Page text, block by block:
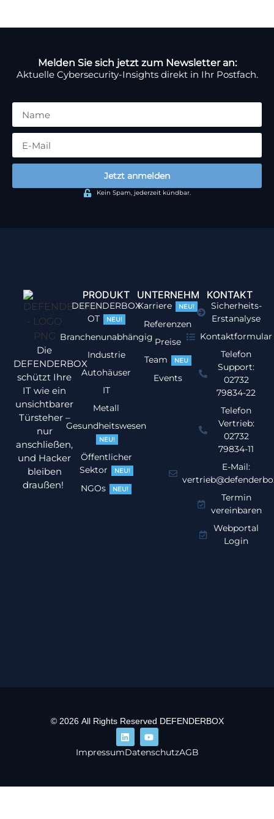
Melden Sie sich jetzt zum Newsletter an:
Aktuelle Cybersecurity-Insights direkt in Ihr Postfach.
Jetzt anmelden
Kein Spam, jederzeit kündbar.
Die
DEFENDERBOX
schützt Ihre
IT wie ein
unsichtbarer
Türsteher –
nur
anschließen,
und Hacker
bleiben
draußen!
PRODUKT
DEFENDERBOX
OT
NEU!
Branchenunabhängig
Industrie
Autohäuser
IT
Metall
Gesundheitswesen
NEU!
Öffentlicher
Sektor
NEU!
NGOs NEU!
UNTERNEHMEN
Karriere NEU!
Referenzen
Preise
Team
NEU
Events
KONTAKT
Sicherheits-
Erstanalyse
Kontaktformular
Telefon
Support:
02732
79834-22
Telefon
Vertrieb:
02732
79834-11
E-Mail:
Termin
vereinbaren
Webportal
Login
© 2026 All Rights Reserved DEFENDERBOX
ImpressumDatenschutzAGB